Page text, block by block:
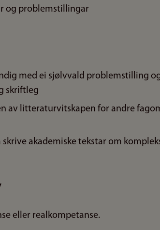
og problemstillingar
med ei sjølvvald problemstilling
skriftleg
av litteraturvitskapen for andre
skrive akademiske tekstar om
eller realkompetanse.